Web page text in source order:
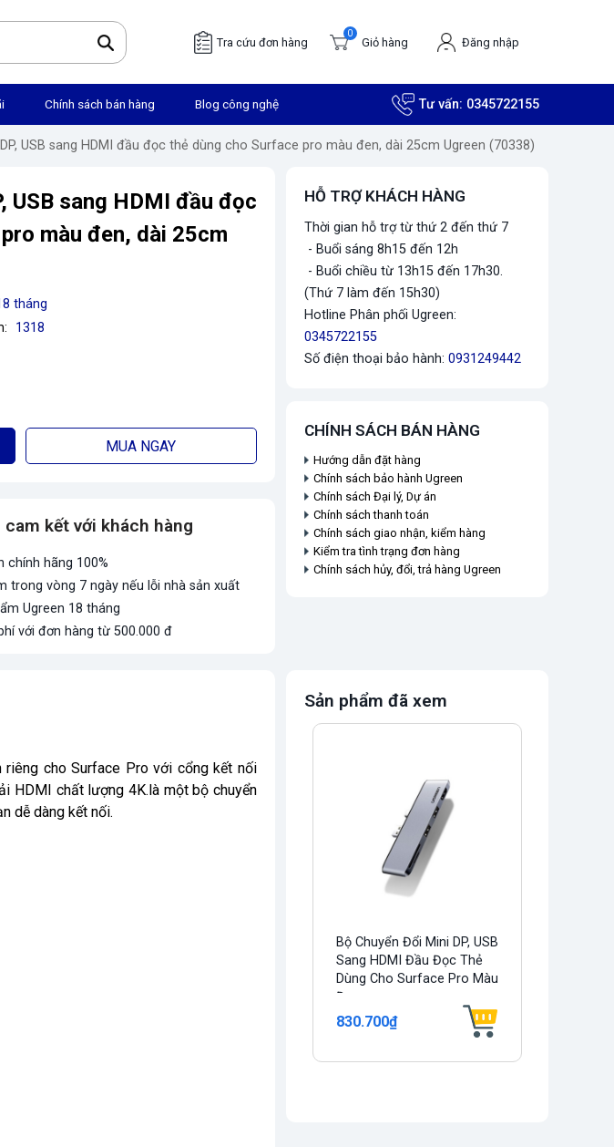
Tra cứu đơn hàng
0
Giỏ hàng Đăng nhập
Chính sách bán hàng Blog công nghệ Tư vấn: 0345722155
DP, USB sang HDMI đầu đọc thẻ dùng cho Surface pro màu đen, dài 25cm Ugreen (70338)
USB sang HDMI đầu đọc
màu đen, dài 25cm
tháng
1318
MUA NGAY
cam kết với khách hàng
chính hãng 100%
trong vòng 7 ngày nếu lỗi nhà sản xuất
Ugreen 18 tháng
với đơn hàng từ 500.000 đ
HỖ TRỢ KHÁCH HÀNG
Thời gian hỗ trợ từ thứ 2 đến thứ 7
- Buổi sáng 8h15 đến 12h
- Buổi chiều từ 13h15 đến 17h30.
(Thứ 7 làm đến 15h30)
Hotline Phân phối Ugreen:
0345722155
Số điện thoại bảo hành: 0931249442
CHÍNH SÁCH BÁN HÀNG
Hướng dẫn đặt hàng
Chính sách bảo hành Ugreen
Chính sách Đại lý, Dự án
Chính sách thanh toán
Chính sách giao nhận, kiểm hàng
Kiểm tra tình trạng đơn hàng
Chính sách hủy, đổi, trả hàng Ugreen
cho Surface Pro với cổng kết nối
HDMI chất lượng 4K.là một bộ chuyển
dễ dàng kết nối.
Sản phẩm đã xem
Bộ Chuyển Đổi Mini DP, USB
Sang HDMI Đầu Đọc Thẻ
Dùng Cho Surface Pro Màu
Đen,...
830.700₫